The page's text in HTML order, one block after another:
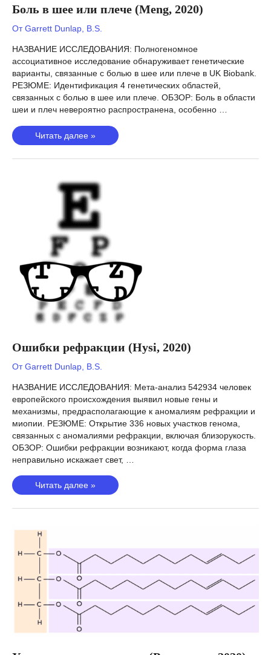
Боль в шее или плече (Meng, 2020)
ОтGarrett Dunlap, B.S.
НАЗВАНИЕ ИССЛЕДОВАНИЯ: Полногеномное
ассоциативное исследование обнаруживает генетические
варианты, связанные с болью в шее или плече в UK Biobank.
РЕЗЮМЕ: Идентификация 4 генетических областей,
связанных с болью в шее или плече. ОБЗОР: Боль в области
шеи и плеч невероятно распространена, особенно …
Боль
в
шее
плече
(Meng,
Читать далее »
Ошибки рефракции (Hysi, 2020)
ОтGarrett Dunlap, B.S.
НАЗВАНИЕ ИССЛЕДОВАНИЯ: Мета-анализ 542934 человек
европейского происхождения выявил новые гены и
механизмы, предрасполагающие к аномалиям рефракции и
миопии. РЕЗЮМЕ: Открытие 336 новых участков генома,
связанных с аномалиями рефракции, включая близорукость.
ОБЗОР: Ошибки рефракции возникают, когда форма глаза
неправильно искажает свет, …
Ошибки
рефракции
(Hysi,
Читать далее »